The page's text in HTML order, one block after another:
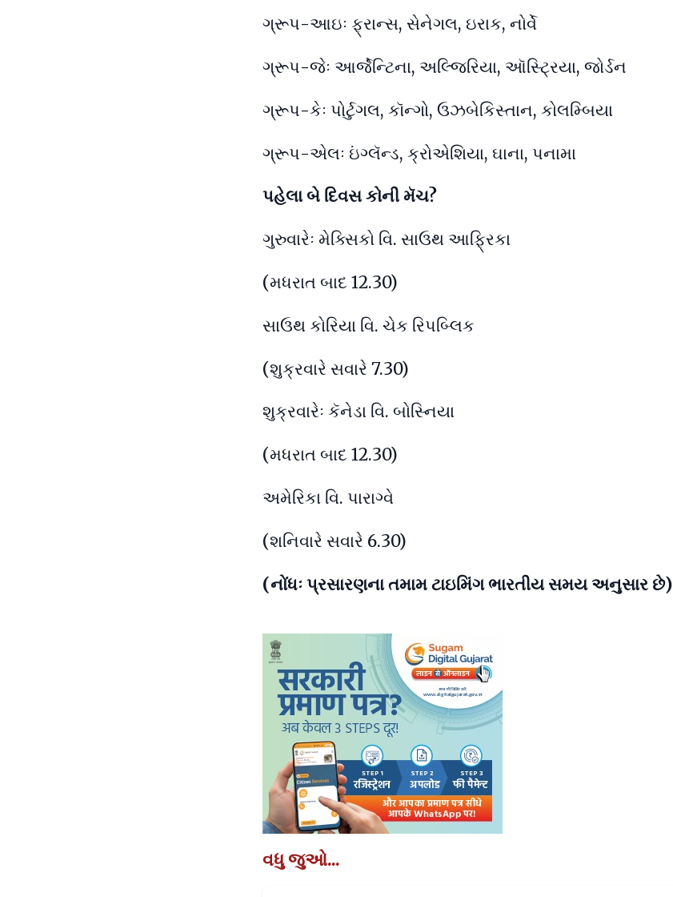
ગ્રૂપ-આઇઃ ફ્રાન્સ, સેનેગલ, ઇરાક, નોર્વે
ગ્રૂપ-જેઃ આર્જેન્ટિના, અલ્જિરિયા, ઑસ્ટ્રિયા, જોર્ડન
ગ્રૂપ-કેઃ પોર્ટુગલ, કૉન્ગો, ઉઝબેકિસ્તાન, કોલમ્બિયા
ગ્રૂપ-એલઃ ઇંગ્લૅન્ડ, ક્રોએશિયા, ઘાના, પનામા
પહેલા બે દિવસ કોની મૅચ?
ગુરુવારેઃ મેક્સિકો વિ. સાઉથ આફ્રિકા
(મધરાત બાદ 12.30)
સાઉથ કોરિયા વિ. ચેક રિપબ્લિક
(શુક્રવારે સવારે 7.30)
શુક્રવારેઃ કૅનેડા વિ. બોસ્નિયા
(મધરાત બાદ 12.30)
અમેરિકા વિ. પારાગ્વે
(શનિવારે સવારે 6.30)
(નોંધઃ પ્રસારણના તમામ ટાઇમિંગ ભારતીય સમય અનુસાર છે)
વધુ જુઓ...